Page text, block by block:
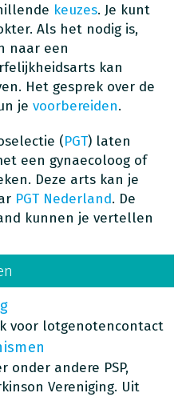
keuzes. Je kunt
Als het nodig is,
naar een
kan
Het gesprek over de
je voorbereiden.
(PGT) laten
een gynaecoloog of
Deze arts kan je
PGT Nederland. De
kunnen je vertellen
voor lotgenotencontact
onder andere PSP,
Vereniging. Uit